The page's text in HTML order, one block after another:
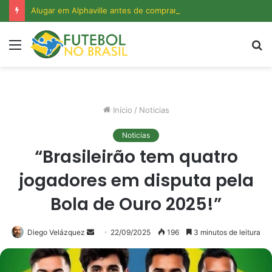
Menu
Início / Noticias
Noticias
“Brasileirão tem quatro
jogadores em disputa pela
Bola de Ouro 2025!”
Diego Velázquez
Mande
um
e-
22/09/2025 196 3 minutos de leitura